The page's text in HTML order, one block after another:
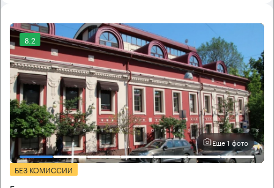
8.2
Еще 1 фото
БЕЗ КОМИССИИ